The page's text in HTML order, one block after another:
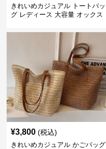
きれいめカジュアル トートバッ
グ レディース 大容量 オックス
繍デザイン 肩掛け おしゃれ
¥3,800 (税込)
きれいめカジュアル かごバッグ